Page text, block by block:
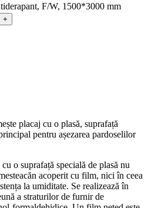
F/W, 1500*3000 mm
placaj cu o plasă, suprafață
pentru așezarea pardoselilor
o suprafață specială de plasă nu
acoperit cu film, nici în ceea
la umiditate. Se realizează în
a straturilor de furnir de